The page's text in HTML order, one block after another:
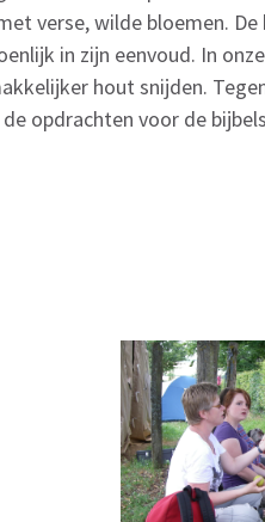
verse, wilde bloemen.
in zijn eenvoud. In
hout snijden.
opdrachten voor de